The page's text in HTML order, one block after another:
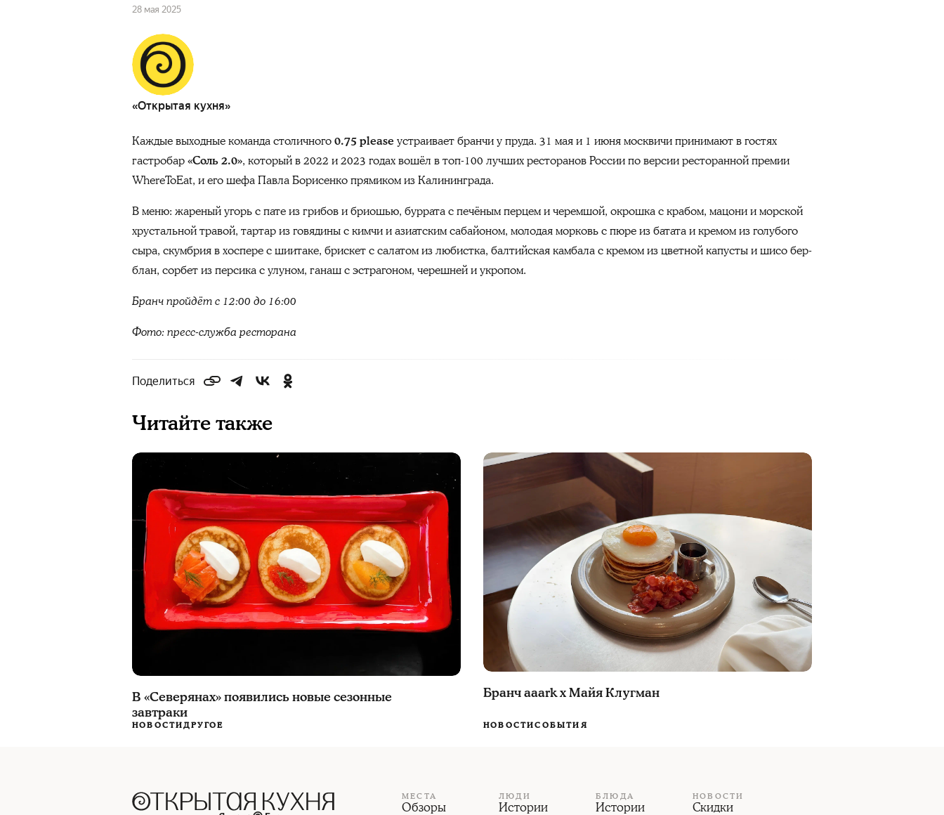
28 мая 2025
«Открытая кухня»
Каждые выходные команда столичного0.75 please устраивает бранчи у пруда. 31 мая и 1 июня москвичи принимают в гостях
гастробар«Соль 2.0», который в 2022 и 2023 годах вошёл в топ-100 лучших ресторанов России по версии ресторанной премии
WhereToEat, и его шефа Павла Борисенко прямиком из Калининграда.
В меню: жареный угорь с пате из грибов и бриошью, буррата с печёным перцем и черемшой, окрошка с крабом, мацони и морской
хрустальной травой, тартар из говядины с кимчи и азиатским сабайоном, молодая морковь с пюре из батата и кремом из голубого
сыра, скумбрия в хоспере с шиитаке, брискет с салатом из любистка, балтийская камбала с кремом из цветной капусты и шисо бер-
блан, сорбет из персика с улуном, ганаш с эстрагоном, черешней и укропом.
Бранч пройдёт с 12:00 до 16:00
Фото: пресс-служба ресторана
Поделиться
Читайте также
В «Северянах» появились новые сезонные
завтраки
НОВОСТИДРУГОЕ
Бранч aaark x Maйя Клугман
НОВОСТИСОБЫТИЯ
МЕСТА
Обзоры
ЛЮДИ
Истории
БЛЮДА
Истории
НОВОСТИ
Скидки